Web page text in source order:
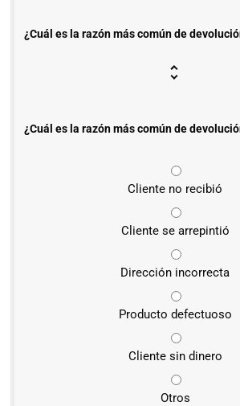
¿Cuál es la razón más común de
¿Cuál es la razón más común de
Cliente no recibió
Cliente se arrepintió
Dirección incorrecta
Producto defectuoso
Cliente sin dinero
Otros